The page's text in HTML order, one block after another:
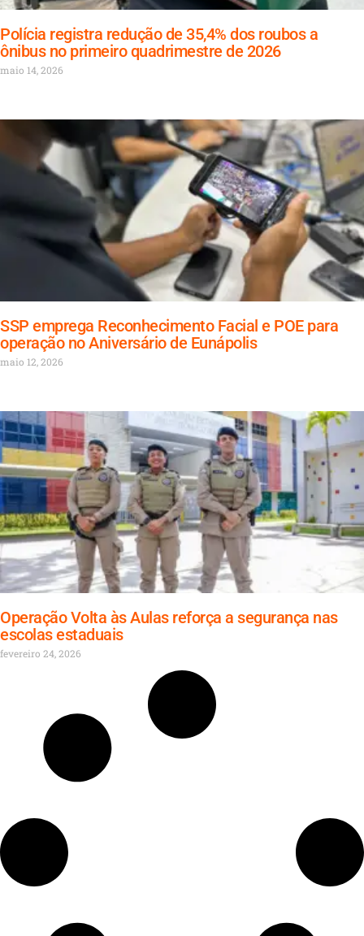
Polícia registra redução de 35,4% dos roubos a
ônibus no primeiro quadrimestre de 2026
maio 14, 2026
SSP emprega Reconhecimento Facial e POE para
operação no Aniversário de Eunápolis
maio 12, 2026
Operação Volta às Aulas reforça a segurança nas
escolas estaduais
fevereiro 24, 2026